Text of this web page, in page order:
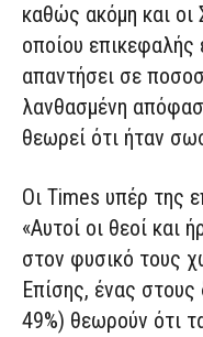
καθώς ακόμη και οι
οποίου επικεφαλής
απαντήσει σε
λανθασμένη
θεωρεί ότι ήταν
Οι Times υπέρ της
«Aυτοί οι θεοί και
στον φυσικό τους
Επίσης, ένας
49%) θεωρούν ότι